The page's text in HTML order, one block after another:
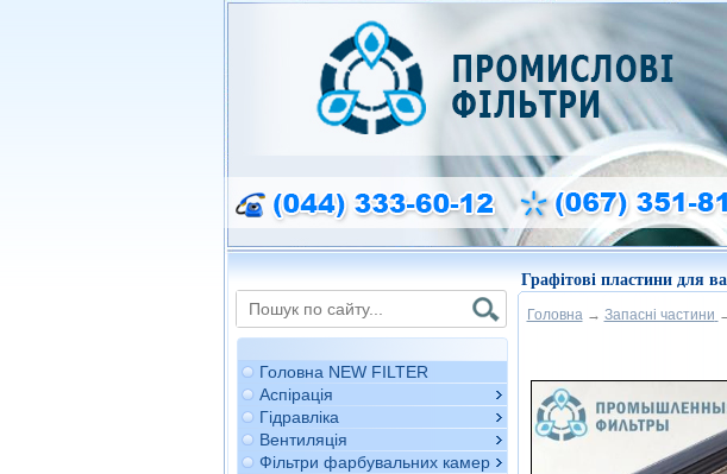
Головна NEW FILTER
Аспірація
Гідравліка
Вентиляція
Фільтри фарбувальних камер
Графітові пластини для
Головна → Запасні частини